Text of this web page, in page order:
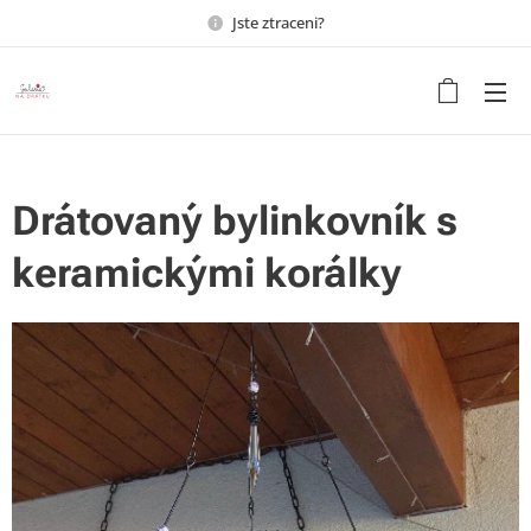
Jste ztraceni?
Drátovaný bylinkovník s
keramickými korálky